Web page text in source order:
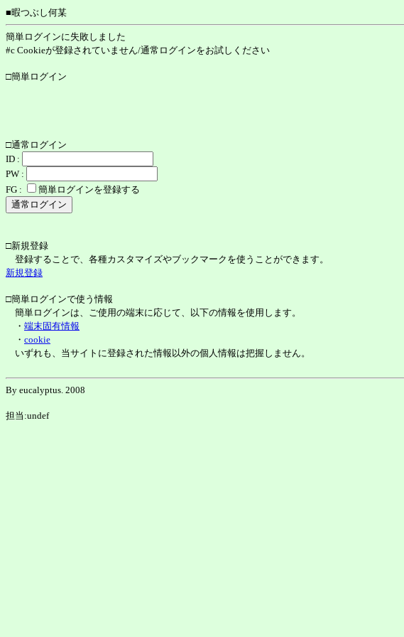
■暇つぶし何某
簡単ログインに失敗しました
#c Cookieが登録されていません/通常ログインをお試しください
□簡単ログイン
□通常ログイン
ID :
PW :
FG :
簡単ログインを登録する
□新規登録
登録することで、各種カスタマイズやブックマークを使うことができます。
新規登録
□簡単ログインで使う情報
簡単ログインは、ご使用の端末に応じて、以下の情報を使用します。
・ 端末固有情報
・ cookie
いずれも、当サイトに登録された情報以外の個人情報は把握しません。
By eucalyptus. 2008
担当:undef